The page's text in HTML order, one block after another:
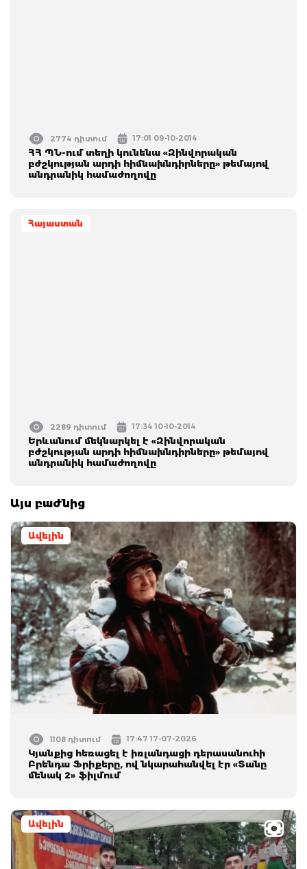
2774 դիտում 17:01 09-10-2014
ՀՀ ՊՆ-ում տեղի կունենա «Զինվորական
բժշկության արդի հիմնախնդիրները» թեմայով
անդրանիկ համաժողովը
Հայաստան
2289 դիտում 17:34 10-10-2014
Երևանում մեկնարկել է «Զինվորական
բժշկության արդի հիմնախնդիրները» թեմայով
անդրանիկ համաժողովը
Այս բաժնից
Ավելին
1108 դիտում 17:47 17-07-2026
Կյանքից հեռացել է իռլանդացի դերասանուհի
Բրենդա Ֆրիքերը, ով նկարահանվել էր «Տանը
մենակ 2» ֆիլմում
Ավելին